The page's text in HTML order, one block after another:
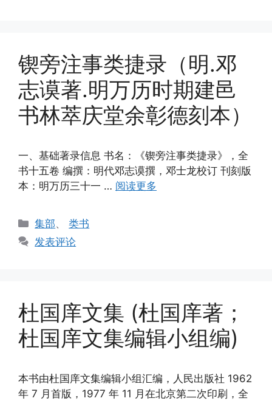
锲旁注事类捷录（明.邓
志谟著.明万历时期建邑
书林萃庆堂余彰德刻本）
一、基础著录信息 书名：《锲旁注事类捷录》，全
书十五卷 编撰：明代邓志谟撰，邓士龙校订 刊刻版
本：明万历三十一 … 阅读更多
分
类
集部、类书
发表评论
杜国庠文集 (杜国庠著；
杜国庠文集编辑小组编)
本书由杜国庠文集编辑小组汇编，人民出版社 1962
年 7 月首版，1977 年 11 月在北京第二次印刷，全